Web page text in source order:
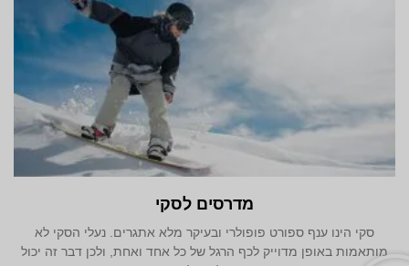
מדרסים לסקי
סקי הינו ענף ספורט פופולרי ובעיקר מלא אתגרים. נעלי הסקי לא
מותאמות באופן מדוייק לכף הרגל של כל אחד ואחת, ולכן דבר זה יכול